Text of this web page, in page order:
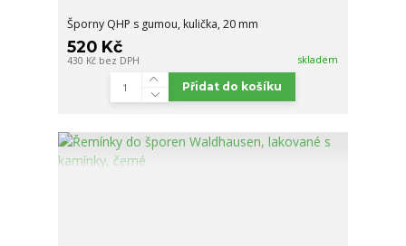
Šporny QHP s gumou, kulička, 20 mm
520 Kč
430 Kč bez DPH skladem
Přidat do košíku